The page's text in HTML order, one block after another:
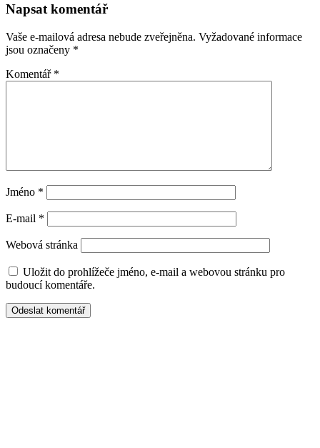
Napsat komentář
Vaše e-mailová adresa nebude zveřejněna. Vyžadované informace
jsou označeny *
Komentář *
Jméno *
E-mail *
Webová stránka
Uložit do prohlížeče jméno, e-mail a webovou stránku pro
budoucí komentáře.